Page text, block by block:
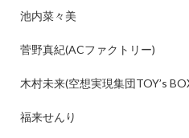
池内菜々美
菅野真紀(ACファクトリー)
木村未来(空想実現集団TOY’s
福来せんり